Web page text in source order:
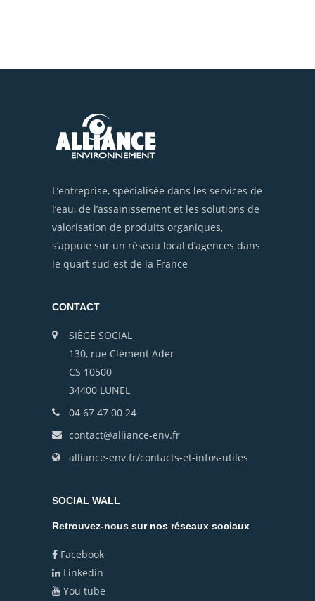
L’entreprise, spécialisée dans les services de
l’eau, de l’assainissement et les solutions de
valorisation de produits organiques,
s’appuie sur un réseau local d’agences dans
le quart sud-est de la France
CONTACT
SIÈGE SOCIAL
130, rue Clément Ader
CS 10500
34400 LUNEL
04 67 47 00 24
contact@alliance-env.fr
alliance-env.fr/contacts-et-infos-utiles
SOCIAL WALL
Retrouvez-nous sur nos réseaux sociaux
Facebook
Linkedin
You tube